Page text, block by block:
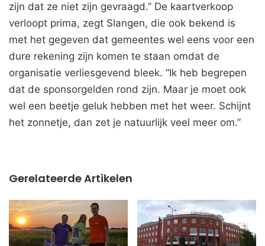
zijn dat ze niet zijn gevraagd.” De kaartverkoop
verloopt prima, zegt Slangen, die ook bekend is
met het gegeven dat gemeentes wel eens voor een
dure rekening zijn komen te staan omdat de
organisatie verliesgevend bleek. “Ik heb begrepen
dat de sponsorgelden rond zijn. Maar je moet ook
wel een beetje geluk hebben met het weer. Schijnt
het zonnetje, dan zet je natuurlijk veel meer om.”
Gerelateerde Artikelen